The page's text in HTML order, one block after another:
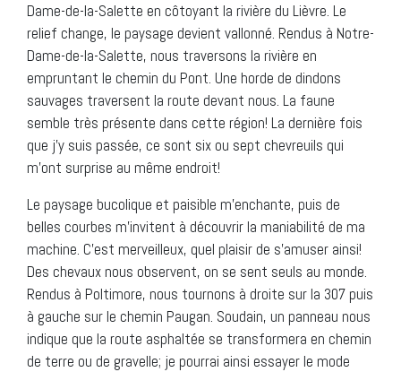
Dame-de-la-Salette en côtoyant la rivière du Lièvre. Le
relief change, le paysage devient vallonné. Rendus à Notre-
Dame-de-la-Salette, nous traversons la rivière en
empruntant le chemin du Pont. Une horde de dindons
sauvages traversent la route devant nous. La faune
semble très présente dans cette région! La dernière fois
que j’y suis passée, ce sont six ou sept chevreuils qui
m’ont surprise au même endroit!
Le paysage bucolique et paisible m’enchante, puis de
belles courbes m’invitent à découvrir la maniabilité de ma
machine. C’est merveilleux, quel plaisir de s’amuser ainsi!
Des chevaux nous observent, on se sent seuls au monde.
Rendus à Poltimore, nous tournons à droite sur la 307 puis
à gauche sur le chemin Paugan. Soudain, un panneau nous
indique que la route asphaltée se transformera en chemin
de terre ou de gravelle; je pourrai ainsi essayer le mode